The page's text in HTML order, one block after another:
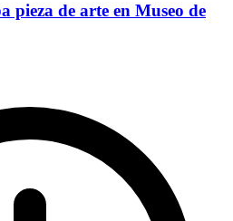
pieza de arte en Museo de